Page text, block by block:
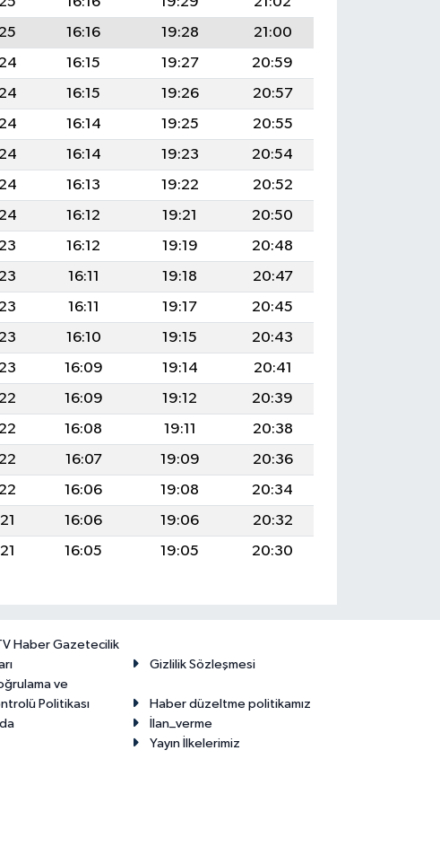
16:16 19:28
21:00
16:15 19:27
20:59
16:15 19:26
20:57
16:14 19:25
20:55
16:14 19:23
20:54
16:13 19:22
20:52
16:12 19:21
20:50
16:12 19:19
20:48
16:11 19:18
20:47
16:11 19:17
20:45
16:10 19:15
20:43
16:09 19:14
20:41
16:09 19:12
20:39
16:08 19:11
20:38
16:07 19:09
20:36
16:06 19:08
20:34
16:06 19:06
20:32
16:05 19:05 20:30
Haber Gazetecilik
Gizlilik Sözleşmesi
ve
Politikası
Haber düzeltme politikamız
İlan_verme
Yayın İlkelerimiz